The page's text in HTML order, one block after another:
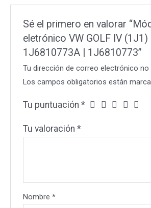
|
cantidad
Sé el primero en valorar
eletrónico VW GOLF IV (1J1)
1J6810773A | 1J6810773”
Tu dirección de correo electrónico no
Los campos obligatorios están
Tu puntuación*
Tu valoración*
Nombre*